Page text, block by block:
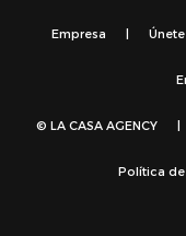
Empresa
© LA CASA AGENCY
Política